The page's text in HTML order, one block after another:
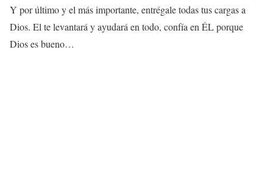
Y por último y el más importante, entrégale todas tus cargas a
Dios. El te levantará y ayudará en todo, confía en ÉL porque
Dios es bueno…